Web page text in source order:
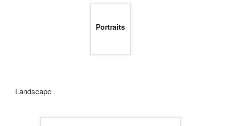
Portraits
Landscape